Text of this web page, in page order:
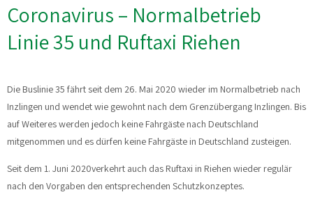
Coronavirus – Normalbetrieb
Linie 35 und Ruftaxi Riehen
Die Buslinie 35 fährt seit dem 26. Mai 2020 wieder im Normalbetrieb nach
Inzlingen und wendet wie gewohnt nach dem Grenzübergang Inzlingen. Bis
auf Weiteres werden jedoch keine Fahrgäste nach Deutschland
mitgenommen und es dürfen keine Fahrgäste in Deutschland zusteigen.
Seit dem 1. Juni 2020verkehrt auch das Ruftaxi in Riehen wieder regulär
nach den Vorgaben den entsprechenden Schutzkonzeptes.